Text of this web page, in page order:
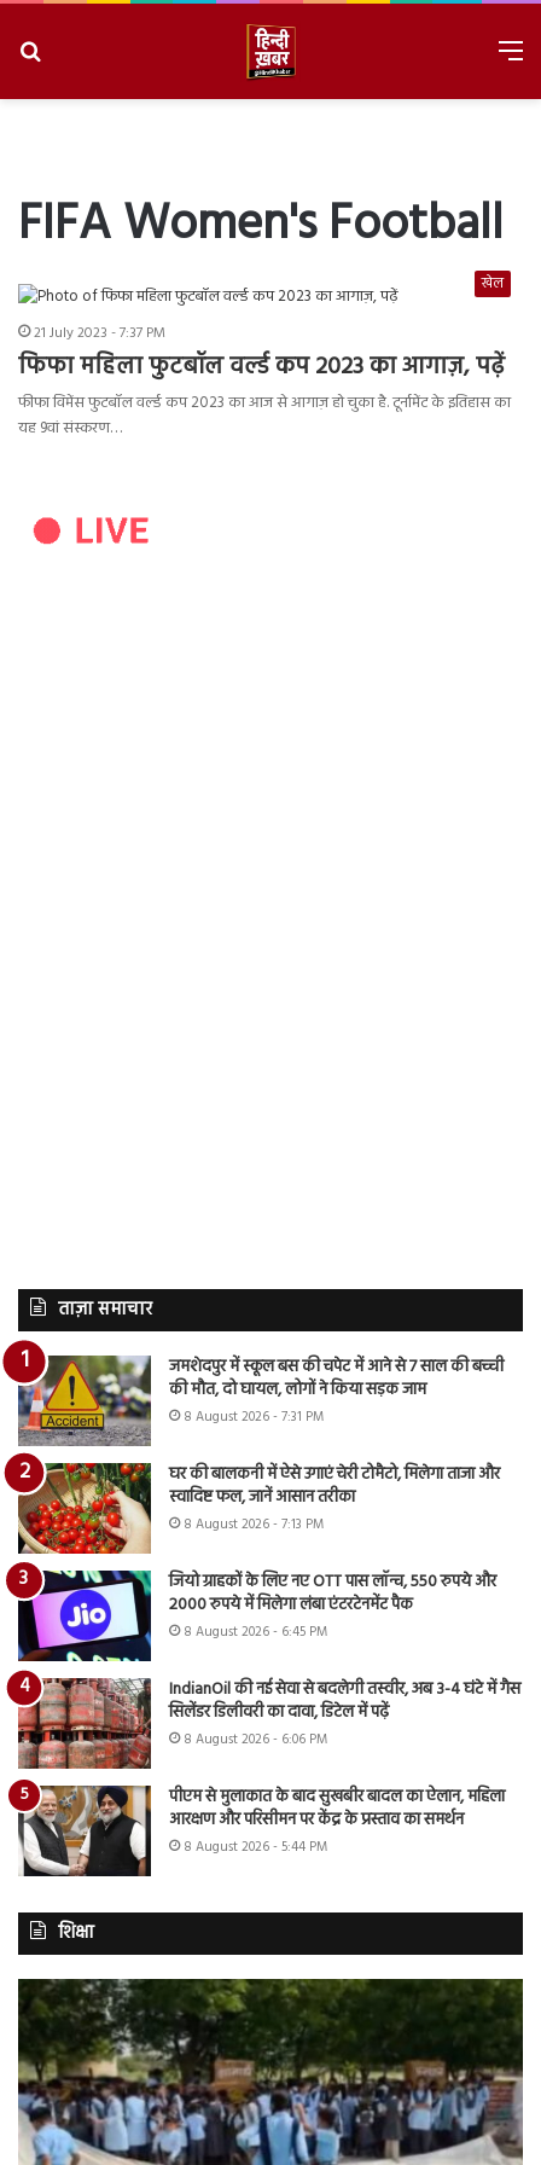
FIFA Women's Football
खेल
21 July 2023 - 7:37 PM
फिफा महिला फुटबॉल वर्ल्ड कप 2023 का आगाज़, पढ़ें
फीफा विमेंस फुटबॉल वर्ल्ड कप 2023 का आज से आगाज़ हो चुका है. टूर्नामेंट के इतिहास का
यह 9वां संस्करण…
ताज़ा समाचार
जमशेदपुर में स्कूल बस की चपेट में आने से 7 साल की बच्ची
की मौत, दो घायल, लोगों ने किया सड़क जाम
8 August 2026 - 7:31 PM
घर की बालकनी में ऐसे उगाएं चेरी टोमैटो, मिलेगा ताजा और
स्वादिष्ट फल, जानें आसान तरीका
8 August 2026 - 7:13 PM
जियो ग्राहकों के लिए नए OTT पास लॉन्च, 550 रुपये और
2000 रुपये में मिलेगा लंबा एंटरटेनमेंट पैक
8 August 2026 - 6:45 PM
IndianOil की नई सेवा से बदलेगी तस्वीर, अब 3-4 घंटे में गैस
सिलेंडर डिलीवरी का दावा, डिटेल में पढ़ें
8 August 2026 - 6:06 PM
पीएम से मुलाकात के बाद सुखबीर बादल का ऐलान, महिला
आरक्षण और परिसीमन पर केंद्र के प्रस्ताव का समर्थन
8 August 2026 - 5:44 PM
शिक्षा